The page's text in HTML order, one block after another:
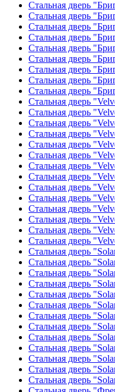
Стальная дверь
Стальная дверь
Стальная дверь
Стальная дверь
Стальная дверь
Стальная дверь
Стальная дверь
Стальная дверь
Стальная дверь
Стальная дверь
Стальная дверь
Стальная дверь
Стальная дверь
Стальная дверь
Стальная дверь
Стальная дверь
Стальная дверь
Стальная дверь
Стальная дверь
Стальная дверь
Стальная дверь
Стальная дверь
Стальная дверь
Стальная дверь
Стальная дверь
Стальная дверь
Стальная дверь
Стальная дверь
Стальная дверь
Стальная дверь
Стальная дверь
Стальная дверь
Стальная дверь
Стальная дверь
Стальная дверь
Стальная дверь